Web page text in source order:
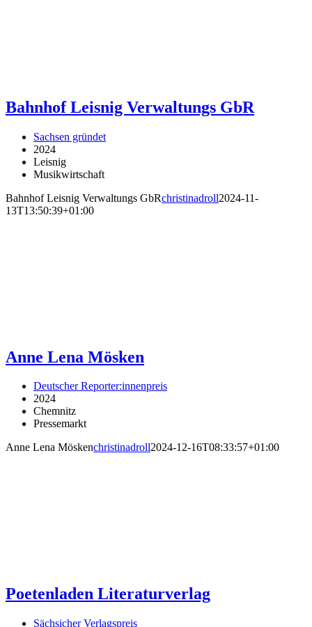
Bahnhof Leisnig Verwaltungs GbR
Sachsen gründet
2024
Leisnig
Musikwirtschaft
Bahnhof Leisnig Verwaltungs GbRchristinadroll2024-11-
13T13:50:39+01:00
Anne Lena Mösken
Deutscher Reporter:innenpreis
2024
Chemnitz
Pressemarkt
Anne Lena Möskenchristinadroll2024-12-16T08:33:57+01:00
Poetenladen Literaturverlag
Sächsicher Verlagspreis